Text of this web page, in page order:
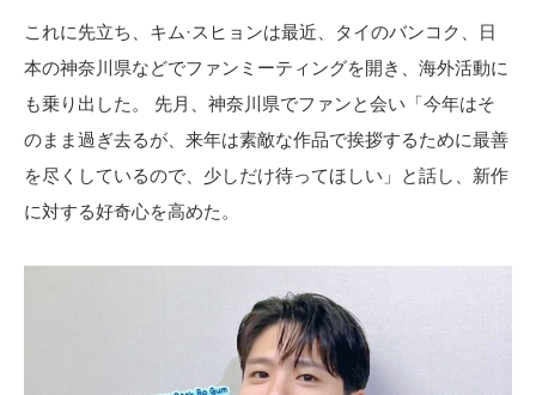
これに先立ち、キム·スヒョンは最近、タイのバンコク、日
本の神奈川県などでファンミーティングを開き、海外活動に
も乗り出した。 先月、神奈川県でファンと会い「今年はそ
のまま過ぎ去るが、来年は素敵な作品で挨拶するために最善
を尽くしているので、少しだけ待ってほしい」と話し、新作
に対する好奇心を高めた。